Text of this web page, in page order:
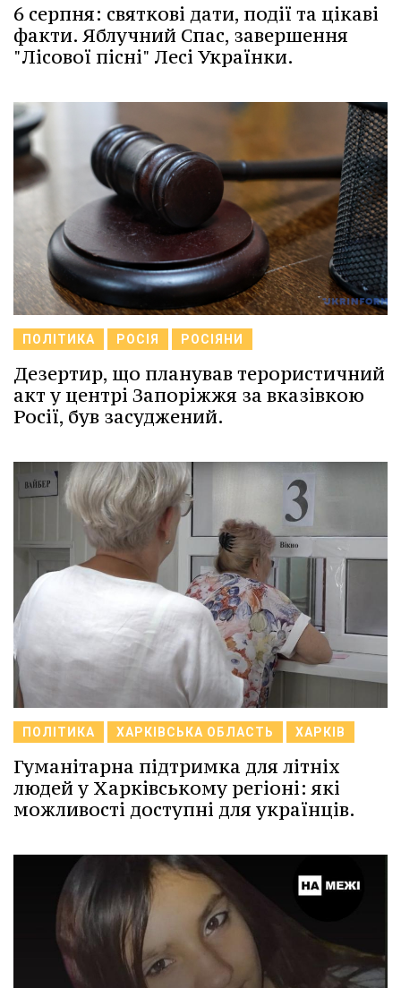
6 серпня: святкові дати, події та цікаві
факти. Яблучний Спас, завершення
"Лісової пісні" Лесі Українки.
ПОЛІТИКА РОСІЯ РОСІЯНИ
Дезертир, що планував терористичний
акт у центрі Запоріжжя за вказівкою
Росії, був засуджений.
ПОЛІТИКА ХАРКІВСЬКА ОБЛАСТЬ ХАРКІВ
Гуманітарна підтримка для літніх
людей у Харківському регіоні: які
можливості доступні для українців.